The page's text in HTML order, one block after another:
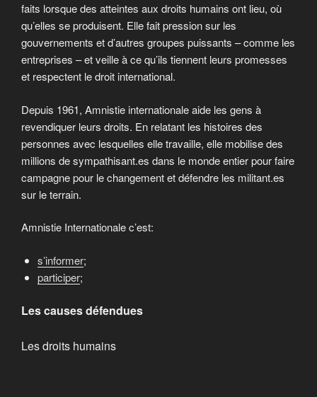
faits lorsque des atteintes aux droits humains ont lieu, où
qu’elles se produisent. Elle fait pression sur les
gouvernements et d’autres groupes puissants – comme les
entreprises – et veille à ce qu’ils tiennent leurs promesses
et respectent le droit international.
Depuis 1961, Amnistie internationale aide les gens à
revendiquer leurs droits. En relatant les histoires des
personnes avec lesquelles elle travaille, elle mobilise des
millions de sympathisant.es dans le monde entier pour faire
campagne pour le changement et défendre les militant.es
sur le terrain.
Amnistie Internationale c’est:
s’informer;
participer;
Les causes défendues
Les droits humains